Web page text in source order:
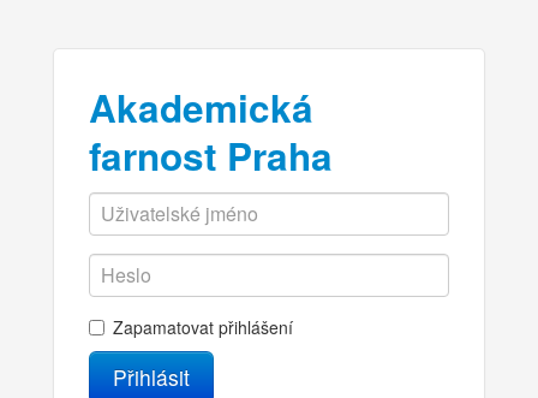
Akademická
farnost Praha
Zapamatovat přihlášení
Přihlásit